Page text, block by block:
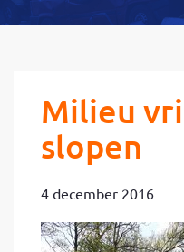
Milieu
slopen
4 december 2016